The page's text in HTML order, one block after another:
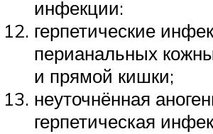
инфекции:
герпетические
перианальных
и прямой кишки;
неуточнённая
герпетическая